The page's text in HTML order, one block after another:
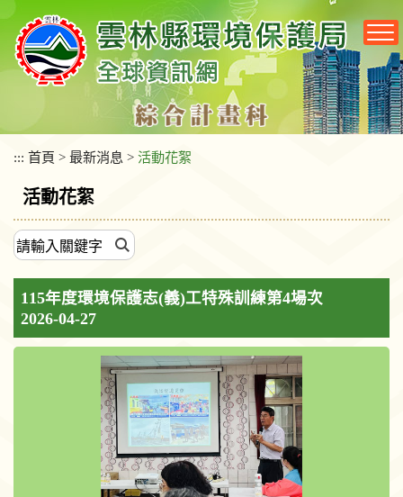
要
區
::: 首頁 > 最新消息 > 活動花絮
活動花絮
115年度環境保護志(義)工特殊訓練第4場次
2026-04-27